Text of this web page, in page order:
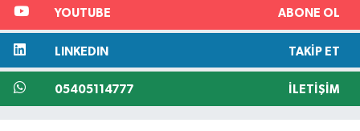
YOUTUBE ABONE OL
LINKEDIN TAKIP ET
05405114777 İLETIŞIM